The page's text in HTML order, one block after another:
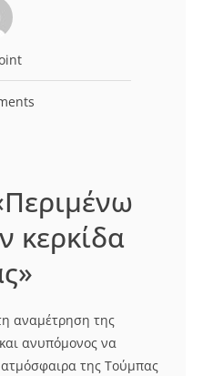
κερκίδα
αναμέτρηση της
ανυπόμονος να
της Τούμπας